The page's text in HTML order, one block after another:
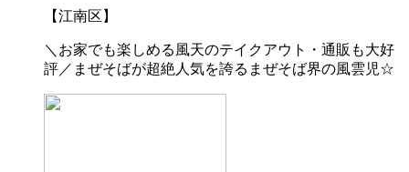
【江南区】
＼お家でも楽しめる風天のテイクアウト・通販も大好
評／まぜそばが超絶人気を誇るまぜそば界の風雲児☆